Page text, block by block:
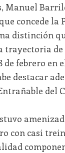
Manuel
concede la
distinción
trayectoria
de febrero en
destacar
del
con casi